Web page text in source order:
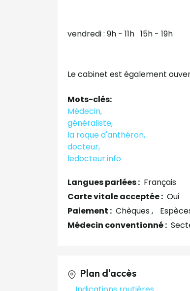
vendredi : 9h - 11h 15h - 19h
Le cabinet est également
Mots-clés:
Médecin,
généraliste,
la roque d'anthéron,
docteur,
ledocteur.info
Langues parlées : Français
Carte vitale acceptée : Oui
Paiement : Chèques
Médecin conventionné :
Plan d'accès